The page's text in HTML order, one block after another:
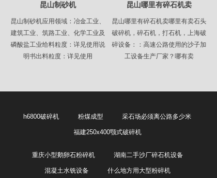
昆山制砂机
昆山制砂机应用领域：冶金工业、
建筑工业、筑路工业、化学工业及
磷酸盐工业给料粒度：详见使用说
明书出料粒度：详见使用
昆山哪里有碎石机卖
昆山哪里有碎石机卖哪里有卖石头
破碎机，碎石机，打石机，上海破
碎设备：：高速公路使用的沙子加
工设备生产厂家？哪有卖
h6800破碎机 粉煤成型 采石场必须离公路多少米
福建250x400颚式破碎机
重庆小型鹅卵石粉碎机 湖南二手沙厂碎石机设备
混凝土水铣设备 什么地方用大型粉碎机